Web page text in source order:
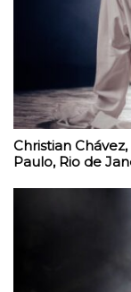
Christian
Paulo, Rio de